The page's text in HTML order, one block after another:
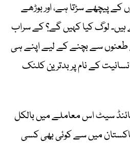
پیچھے سڑتا ہے، اور بوڑھے
لوگ کیا کہیں گے؟ کے سراب
سے بچنے کے لیے اپنے ہی
کے نام پر بدترین کلنک
سیٹ اس معاملے میں بالکل
میں سے کوئی بھی کسی